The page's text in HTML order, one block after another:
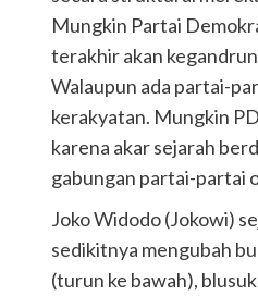
Mungkin Partai
terakhir akan
Walaupun ada partai-
kerakyatan. Mungkin
karena akar sejarah
gabungan partai-partai
Joko Widodo (Jokowi)
sedikitnya mengubah
(turun ke bawah),